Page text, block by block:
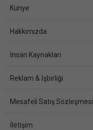
Künye
Hakkımızda
İnsan Kaynakları
Reklam & İşbirliği
Mesafeli Satış Sözleşmesi
İletişim